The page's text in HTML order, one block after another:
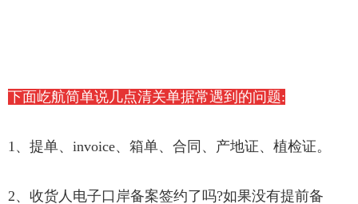
下面屹航简单说几点清关单据常遇到的问题:
1、提单、invoice、箱单、合同、产地证、植检证。
2、收货人电子口岸备案签约了吗?如果没有提前备